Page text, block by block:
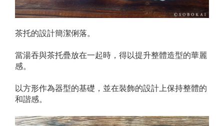
茶托的設計簡潔俐落。
當湯吞與茶托疊放在一起時，得以提升整體造型的華麗
感。
以方形作為器型的基礎，並在裝飾的設計上保持整體的
和諧感。